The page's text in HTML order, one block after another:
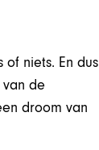
niets. En dus
de
droom van